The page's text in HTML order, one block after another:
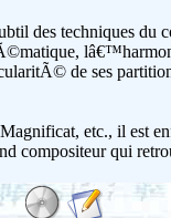
des techniques
de ses
etc., il est
compositeur qui